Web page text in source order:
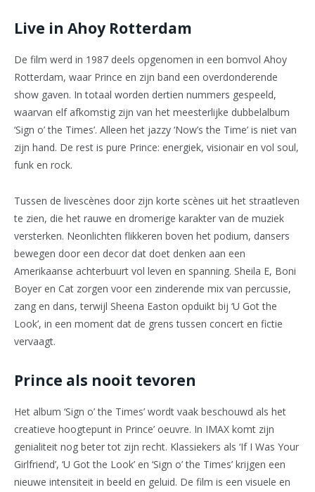
Live in Ahoy Rotterdam
De film werd in 1987 deels opgenomen in een bomvol Ahoy
Rotterdam, waar Prince en zijn band een overdonderende
show gaven. In totaal worden dertien nummers gespeeld,
waarvan elf afkomstig zijn van het meesterlijke dubbelalbum
‘Sign o’ the Times’. Alleen het jazzy ‘Now’s the Time’ is niet van
zijn hand. De rest is pure Prince: energiek, visionair en vol soul,
funk en rock.
Tussen de livescènes door zijn korte scènes uit het straatleven
te zien, die het rauwe en dromerige karakter van de muziek
versterken. Neonlichten flikkeren boven het podium, dansers
bewegen door een decor dat doet denken aan een
Amerikaanse achterbuurt vol leven en spanning. Sheila E, Boni
Boyer en Cat zorgen voor een zinderende mix van percussie,
zang en dans, terwijl Sheena Easton opduikt bij ‘U Got the
Look’, in een moment dat de grens tussen concert en fictie
vervaagt.
Prince als nooit tevoren
Het album ‘Sign o’ the Times’ wordt vaak beschouwd als het
creatieve hoogtepunt in Prince’ oeuvre. In IMAX komt zijn
genialiteit nog beter tot zijn recht. Klassiekers als ‘If I Was Your
Girlfriend’, ‘U Got the Look’ en ‘Sign o’ the Times’ krijgen een
nieuwe intensiteit in beeld en geluid. De film is een visuele en